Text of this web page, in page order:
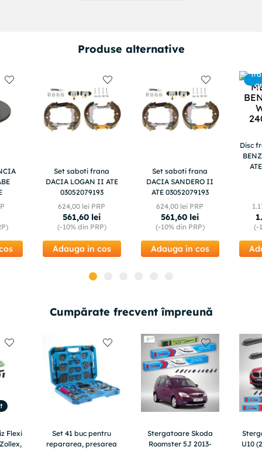
Produse alternative
Set saboti frana
DACIA LOGAN II ATE
03052079193
624,00 lei PRP
561,60 lei
(-10%din PRP)
Adauga in cos
Set saboti frana
DACIA SANDERO II
ATE 03052079193
624,00 lei PRP
561,60 lei
(-10%din PRP)
Adauga in cos
Disc
1.
1
(-
Cumpărate frecvent împreună
Flexi
Set 41 buc pentru
repararea, presarea
Stergatoare Skoda
Roomster 5J 2013-
U10